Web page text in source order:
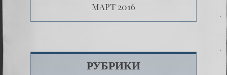
МАРТ 2016
РУБРИКИ